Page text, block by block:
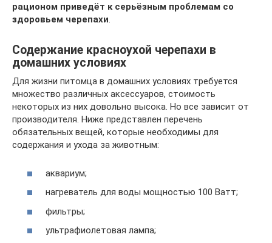
рационом приведёт к серьёзным проблемам со
здоровьем черепахи.
Содержание красноухой черепахи в
домашних условиях
Для жизни питомца в домашних условиях требуется
множество различных аксессуаров, стоимость
некоторых из них довольно высока. Но все зависит от
производителя. Ниже представлен перечень
обязательных вещей, которые необходимы для
содержания и ухода за животным:
аквариум;
нагреватель для воды мощностью 100 Ватт;
фильтры;
ультрафиолетовая лампа;